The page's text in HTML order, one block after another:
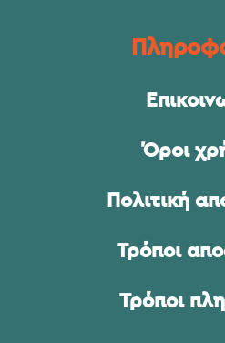
Όροι
Πολιτική
Τρόποι
Τρόποι